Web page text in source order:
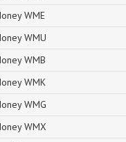
WME
WMU
WMB
WMK
WMG
WMX